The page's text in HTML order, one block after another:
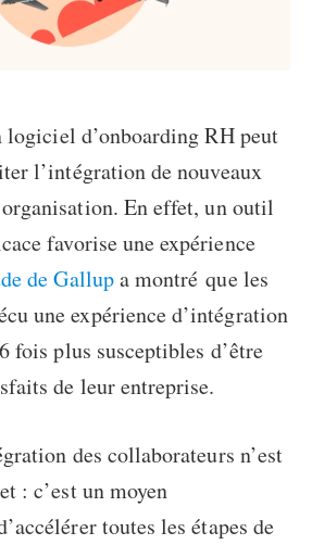
logiciel d’onboarding RHpeut
l’intégration de nouveaux
En effet, unoutil
favorise une expérience
de Gallupa montréque les
une expérience d’intégration
fois plus susceptibles d’être
de leur entreprise.
des collaborateurs n’est
: c’est un moyen
toutes les étapes de